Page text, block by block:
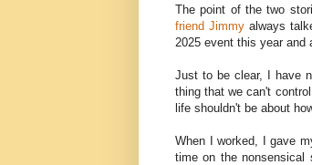
The point of the two
friend Jimmyalways
2025 event this year and
Just to be clear, I have
thing that we can't control.
life shouldn't be about
When I worked, I gave
time on the